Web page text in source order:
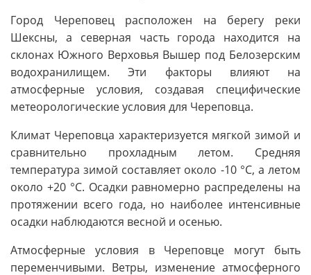
Город Череповец расположен на берегу реки
Шексны, а северная часть города находится на
склонах Южного Верховья Вышер под Белозерским
водохранилищем. Эти факторы влияют на
атмосферные условия, создавая специфические
метеорологические условия для Череповца.
Климат Череповца характеризуется мягкой зимой и
сравнительно прохладным летом. Средняя
температура зимой составляет около -10 °C, а летом
около +20 °C. Осадки равномерно распределены на
протяжении всего года, но наиболее интенсивные
осадки наблюдаются весной и осенью.
Атмосферные условия в Череповце могут быть
переменчивыми. Ветры, изменение атмосферного